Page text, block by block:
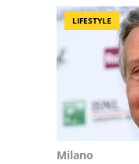
LIFESTYLE
Milano